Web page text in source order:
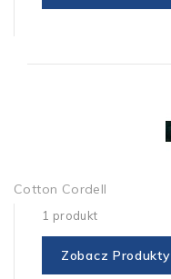
Cotton Cordell
1 produkt
Zobacz Produkty